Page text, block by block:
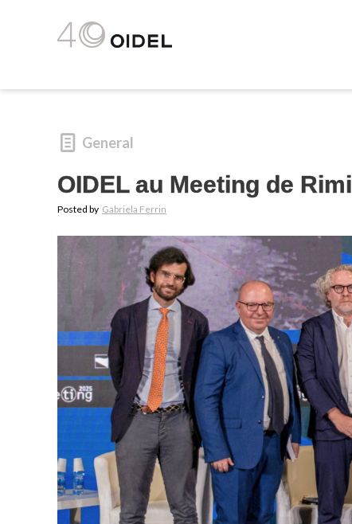
General
OIDEL au Meeting de
Posted by Gabriela Ferrin